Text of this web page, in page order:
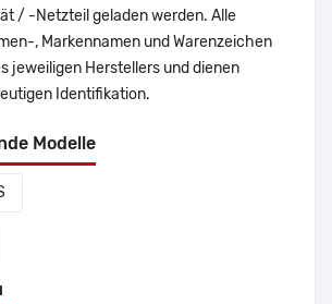
/ -Netzteil geladen werden. Alle
, Markennamen und Warenzeichen
jeweiligen Herstellers und dienen
Identifikation.
Modelle